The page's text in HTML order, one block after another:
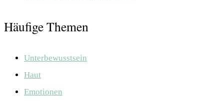
Häufige Themen
Unterbewusstsein
Haut
Emotionen